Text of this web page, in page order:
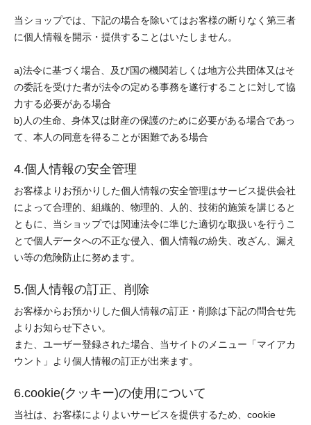
当ショップでは、下記の場合を除いてはお客様の断りなく第三者
に個人情報を開示・提供することはいたしません。
a)法令に基づく場合、及び国の機関若しくは地方公共団体又はそ
の委託を受けた者が法令の定める事務を遂行することに対して協
力する必要がある場合
b)人の生命、身体又は財産の保護のために必要がある場合であっ
て、本人の同意を得ることが困難である場合
4.個人情報の安全管理
お客様よりお預かりした個人情報の安全管理はサービス提供会社
によって合理的、組織的、物理的、人的、技術的施策を講じると
ともに、当ショップでは関連法令に準じた適切な取扱いを行うこ
とで個人データへの不正な侵入、個人情報の紛失、改ざん、漏え
い等の危険防止に努めます。
5.個人情報の訂正、削除
お客様からお預かりした個人情報の訂正・削除は下記の問合せ先
よりお知らせ下さい。
また、ユーザー登録された場合、当サイトのメニュー「マイアカ
ウント」より個人情報の訂正が出来ます。
6.cookie(クッキー)の使用について
当社は、お客様によりよいサービスを提供するため、cookie